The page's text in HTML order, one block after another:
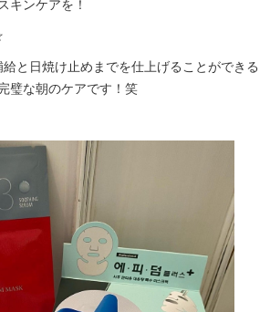
キンケアを！
と日焼け止めまでを仕上げることができる
璧な朝のケアです！笑